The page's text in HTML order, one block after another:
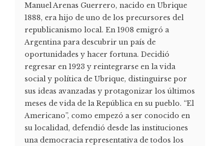
Manuel Arenas Guerrero, nacido en Ubrique
1888, era hijo de uno de los precursores del
republicanismo local. En 1908 emigró a
Argentina para descubrir un país de
oportunidades y hacer fortuna. Decidió
regresar en 1923 y reintegrarse en la vida
social y política de Ubrique, distinguirse por
sus ideas avanzadas y protagonizar los últimos
meses de vida de la República en su pueblo. “El
Americano”, como empezó a ser conocido en
su localidad, defendió desde las instituciones
una democracia representativa de todos los